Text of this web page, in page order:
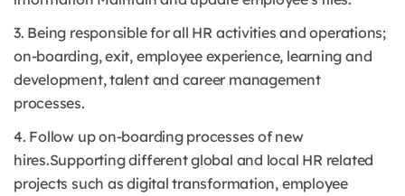
3. Being responsible for all HR activities and operations;
on-boarding, exit, employee experience, learning and
development, talent and career management
processes.
4. Follow up on-boarding processes of new
hires.Supporting different global and local HR related
projects such as digital transformation, employee